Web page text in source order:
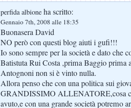
perfida albione ha scritto:
Gennaio 7th, 2008 alle 18:35
Buonasera David
NO però con questi blog aiuti i gufi!!!
Io sono sempre per la società e dato che
Batistuta Rui Costa ,prima Baggio prima
Antognoni non si è vinto nulla.
Allora penso che con una politica sui
GRANDISSIMO ALLENATORE,cosa
avuto,e con una grande società potremo